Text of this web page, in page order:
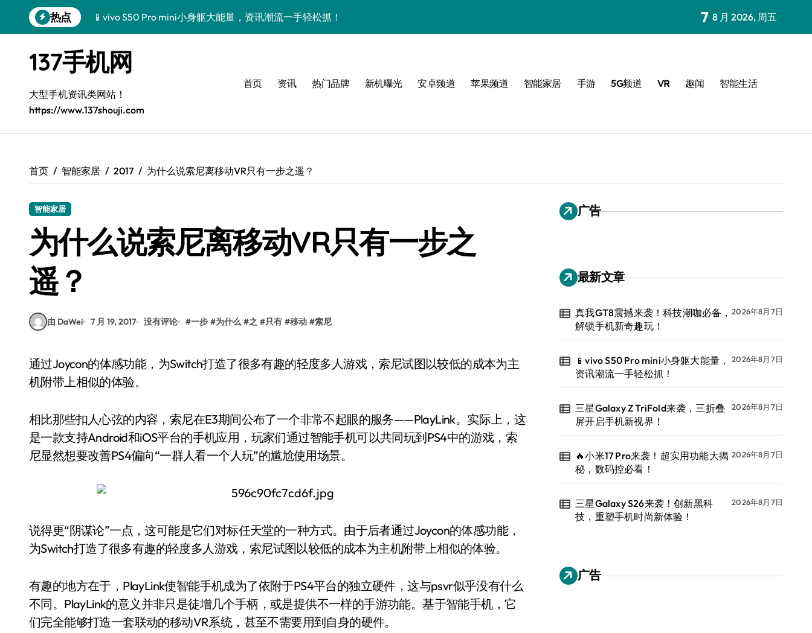
到
热点
📱vivo S50 Pro mini小身躯大能量，资讯潮流一手轻松抓！
🔥小米17 Pro来袭！超实用功能大揭秘，数码控必看！
三星Galaxy S26来袭！创新黑科技，重塑手机时尚新体验！
三星Galaxy Z Fold7抢先探秘！手机管家揭秘超燃新亮点
S25 Ultra颜值炸裂！定制主题潮到没朋友！
S26+颜值暴击！机皇美颜秘籍大公开
真我GT8震撼来袭！科技潮咖必备，解锁手机新奇趣玩！
7 8 月 2026, 周五
137手机网
大型手机资讯类网站！
https://www.137shouji.com
首页 资讯 热门品牌 新机曝光 安卓频道 苹果频道 智能家居 手游 5G频道 VR 趣闻 智能生活
首页 智能家居 2017 为什么说索尼离移动VR只有一步之遥？
智能家居
为什么说索尼离移动VR只有一步之
遥？
由 DaWei 7 月 19, 2017 没有评论 #一步 #为什么 #之 #只有 #移动 #索尼
通过Joycon的体感功能，为Switch打造了很多有趣的轻度多人游戏，索尼试图以较低的成本为主
机附带上相似的体验。
相比那些扣人心弦的内容，索尼在E3期间公布了一个非常不起眼的服务——PlayLink。实际上，这
是一款支持Android和iOS平台的手机应用，玩家们通过智能手机可以共同玩到PS4中的游戏，索
尼显然想要改善PS4偏向“一群人看一个人玩”的尴尬使用场景。
说得更“阴谋论”一点，这可能是它们对标任天堂的一种方式。由于后者通过Joycon的体感功能，
为Switch打造了很多有趣的轻度多人游戏，索尼试图以较低的成本为主机附带上相似的体验。
有趣的地方在于，PlayLink使智能手机成为了依附于PS4平台的独立硬件，这与psvr似乎没有什么
不同。PlayLink的意义并非只是徒增几个手柄，或是提供不一样的手游功能。基于智能手机，它
们完全能够打造一套联动的移动VR系统，甚至不需要用到自身的硬件。
广告
最新文章
真我GT8震撼来袭！科技潮咖必备，
解锁手机新奇趣玩！
2026年8月7日
📱vivo S50 Pro mini小身躯大能量，
资讯潮流一手轻松抓！
2026年8月7日
三星Galaxy Z TriFold来袭，三折叠
屏开启手机新视界！
2026年8月7日
🔥小米17 Pro来袭！超实用功能大揭
秘，数码控必看！
2026年8月7日
三星Galaxy S26来袭！创新黑科
技，重塑手机时尚新体验！
2026年8月7日
广告